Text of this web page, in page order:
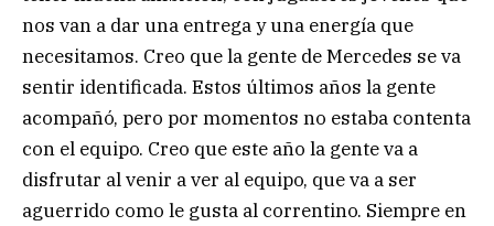
nos van a dar una entrega y una energía que
necesitamos. Creo que la gente de Mercedes se va
sentir identificada. Estos últimos años la gente
acompañó, pero por momentos no estaba contenta
con el equipo. Creo que este año la gente va a
disfrutar al venir a ver al equipo, que va a ser
aguerrido como le gusta al correntino. Siempre en